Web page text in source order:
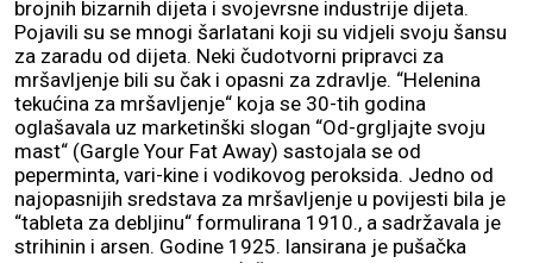
brojnih bizarnih dijeta i svojevrsne industrije dijeta.
Pojavili su se mnogi šarlatani koji su vidjeli svoju šansu
za zaradu od dijeta. Neki čudotvorni pripravci za
mršavljenje bili su čak i opasni za zdravlje. “Helenina
tekućina za mršavljenje“ koja se 30-tih godina
oglašavala uz marketinški slogan “Od-grgljajte svoju
mast“ (Gargle Your Fat Away) sastojala se od
peperminta, vari-kine i vodikovog peroksida. Jedno od
najopasnijih sredstava za mršavljenje u povijesti bila je
“tableta za debljinu“ formulirana 1910., a sadržavala je
strihinin i arsen. Godine 1925. lansirana je pušačka